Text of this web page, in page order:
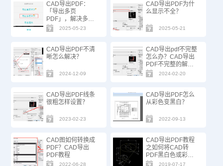
CAD导出PDF：
「导出多页
PDF」，解决多图
框图纸分页难题！
2025-05-23
CAD导出PDF为什
么显示不全？
2025-05-21
CAD导出PDF不清
晰怎么解决？
2024-12-09
CAD导出pdf不完整
怎么办？CAD导出
PDF不完整的解决
办法
2024-02-20
CAD导出PDF线条
很粗怎样设置？
2023-02-23
CAD导出PDF怎么
从彩色变黑白？
2022-09-13
CAD图如何转换成
PDF？CAD导出
PDF教程
2022-06-28
CAD导出PDF教程
之如何将CAD转
PDF黑白色或彩
色？
2019-07-17